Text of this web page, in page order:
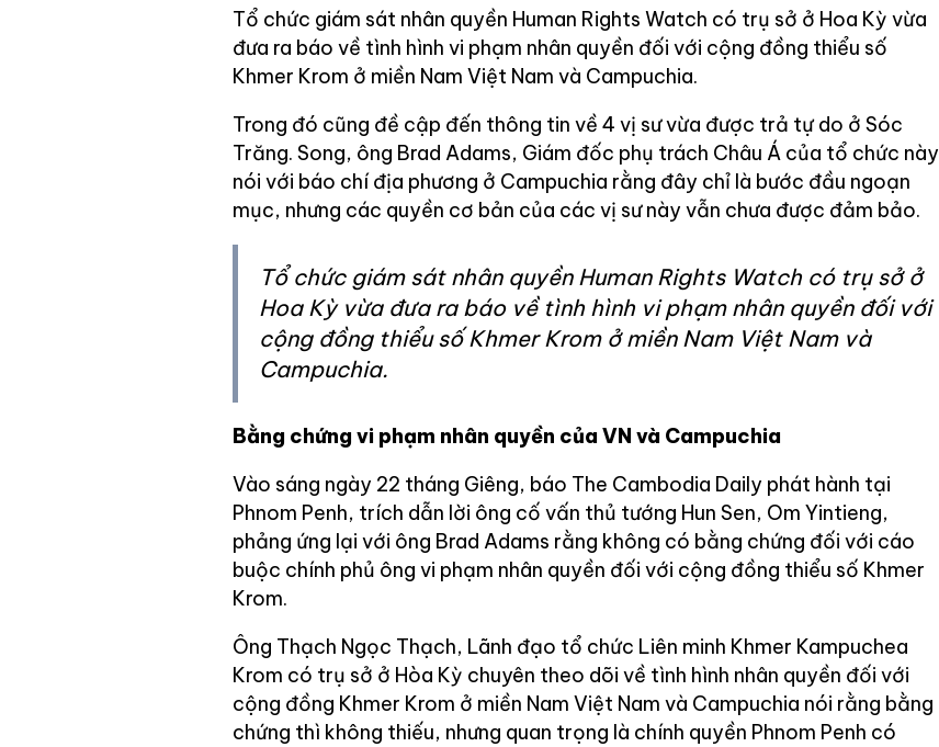
Tổ chức giám sát nhân quyền Human Rights Watch có trụ sở ở Hoa Kỳ vừa
đưa ra báo về tình hình vi phạm nhân quyền đối với cộng đồng thiểu số
Khmer Krom ở miền Nam Việt Nam và Campuchia.
Trong đó cũng đề cập đến thông tin về 4 vị sư vừa được trả tự do ở Sóc
Trăng. Song, ông Brad Adams, Giám đốc phụ trách Châu Á của tổ chức này
nói với báo chí địa phương ở Campuchia rằng đây chỉ là bước đầu ngoạn
mục, nhưng các quyền cơ bản của các vị sư này vẫn chưa được đảm bảo.
Tổ chức giám sát nhân quyền Human Rights Watch có trụ sở ở
Hoa Kỳ vừa đưa ra báo về tình hình vi phạm nhân quyền đối với
cộng đồng thiểu số Khmer Krom ở miền Nam Việt Nam và
Campuchia.
Bằng chứng vi phạm nhân quyền của VN và Campuchia
Vào sáng ngày 22 tháng Giêng, báo The Cambodia Daily phát hành tại
Phnom Penh, trích dẫn lời ông cố vấn thủ tướng Hun Sen, Om Yintieng,
phảng ứng lại với ông Brad Adams rằng không có bằng chứng đối với cáo
buộc chính phủ ông vi phạm nhân quyền đối với cộng đồng thiểu số Khmer
Krom.
Ông Thạch Ngọc Thạch, Lãnh đạo tổ chức Liên minh Khmer Kampuchea
Krom có trụ sở ở Hòa Kỳ chuyên theo dõi về tình hình nhân quyền đối với
cộng đồng Khmer Krom ở miền Nam Việt Nam và Campuchia nói rằng bằng
chứng thì không thiếu, nhưng quan trọng là chính quyền Phnom Penh có